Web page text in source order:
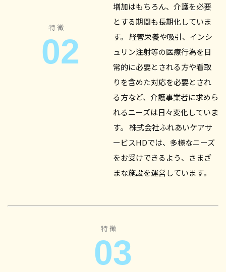
特徴
02
増加はもちろん、介護を必要
とする期間も長期化していま
す。 経管栄養や吸引、インシ
ュリン注射等の医療行為を日
常的に必要とされる方や看取
りを含めた対応を必要とされ
る方など、介護事業者に求めら
れるニーズは日々変化していま
す。 株式会社ふれあいケアサ
ービスHDでは、多様なニーズ
をお受けできるよう、さまざ
まな施設を運営しています。
特徴
03